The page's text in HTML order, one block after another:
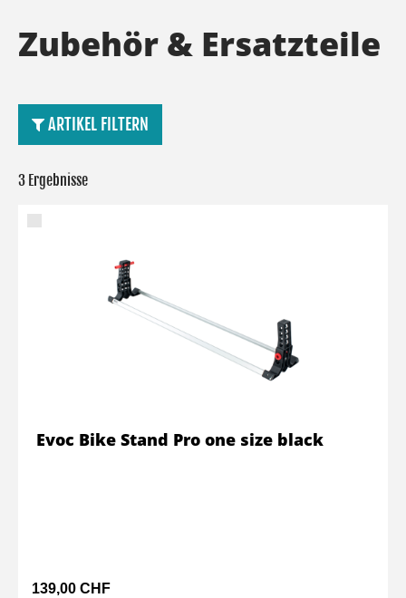
Zubehör & Ersatzteile
ARTIKEL FILTERN
3 Ergebnisse
139,00 CHF
Evoc Bike Stand Pro one size black